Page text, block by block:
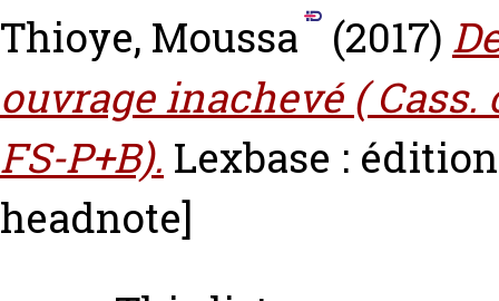
Thioye, Moussa
(2017)
ouvrage inachevé ( Cass.
FS-P+B). Lexbase :
headnote]